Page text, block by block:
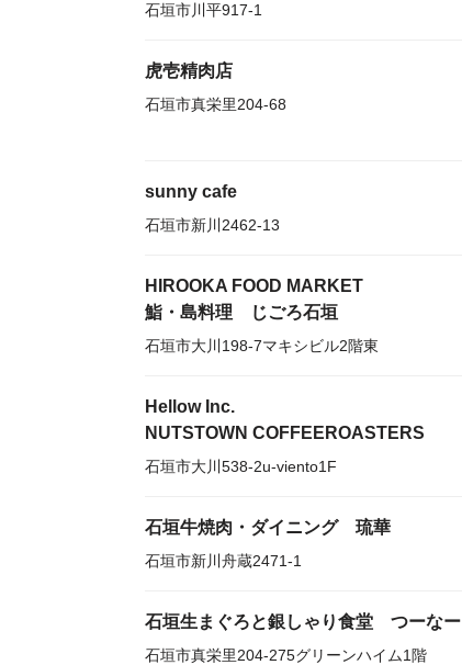
石垣市川平917-1
虎壱精肉店
石垣市真栄里204-68
sunny cafe
石垣市新川2462-13
HIROOKA FOOD MARKET
鮨・島料理 じごろ石垣
石垣市大川198-7マキシビル2階東
Hellow Inc.
NUTSTOWN COFFEEROASTERS
石垣市大川538-2u-viento1F
石垣牛焼肉・ダイニング 琉華
石垣市新川舟蔵2471-1
石垣生まぐろと銀しゃり食堂 つーなー
石垣市真栄里204-275グリーンハイム1階